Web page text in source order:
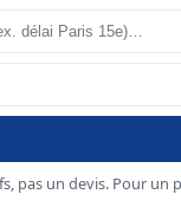
pas un devis. Pour un